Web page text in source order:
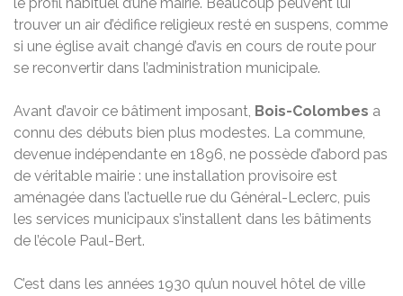
trouver un air d’édifice religieux resté en suspens, comme
si une église avait changé d’avis en cours de route pour
se reconvertir dans l’administration municipale.
Avant d’avoir ce bâtiment imposant, Bois-Colombes a
connu des débuts bien plus modestes. La commune,
devenue indépendante en 1896, ne possède d’abord pas
de véritable mairie : une installation provisoire est
aménagée dans l’actuelle rue du Général-Leclerc, puis
les services municipaux s’installent dans les bâtiments
de l’école Paul-Bert.
C’est dans les années 1930 qu’un nouvel hôtel de ville